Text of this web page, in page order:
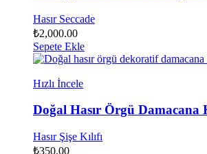
Hasır Seccade
₺2,000.00
Sepete Ekle
Hızlı İncele
Doğal Hasır Örgü Damacana
Hasır Şişe Kılıfı
₺350.00